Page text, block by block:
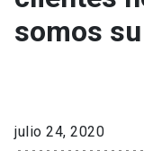
somos
julio 24, 2020